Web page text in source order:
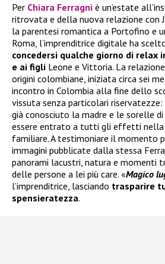
Per Chiara Ferragni è un’estate
ritrovata e della nuova relazione con
la parentesi romantica a Portofino e
Roma, l’imprenditrice digitale ha
concedersi qualche giorno di relax
e ai figli Leone e Vittoria. La
origini colombiane, iniziata circa sei
incontro in Colombia alla fine dello
vissuta senza particolari riservatezze:
già conosciuto la madre e le sorelle di
essere entrato a tutti gli effetti nella
familiare. A testimoniare il momento
immagini pubblicate dalla stessa
panorami lacustri, natura e momenti
delle persone a lei più care. «Magico
l’imprenditrice, lasciando trasparire
spensieratezza.